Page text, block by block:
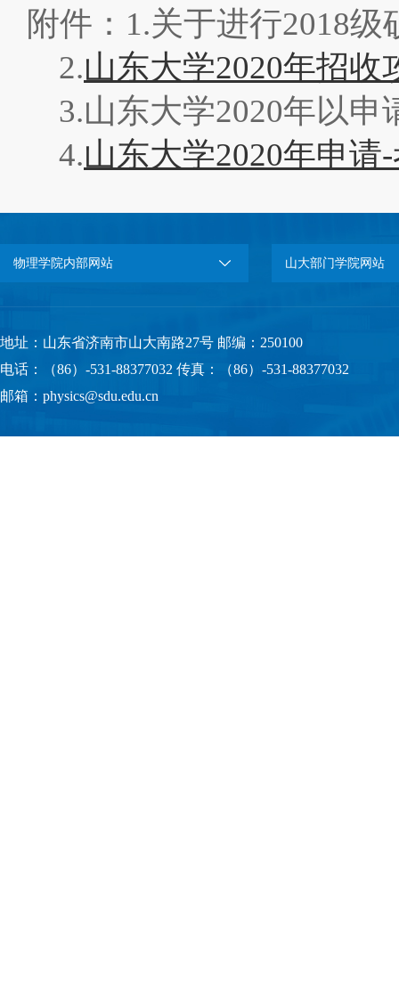
附件：1.关于进行2018
2.山东大学2020年招
3.山东大学2020年以
4.山东大学2020年申
物理学院内部网站 山大部门学院网站
地址：山东省济南市山大南路27号 邮编：250100
电话：（86）-531-88377032 传真：（86）-531-88377032
邮箱：physics@sdu.edu.cn